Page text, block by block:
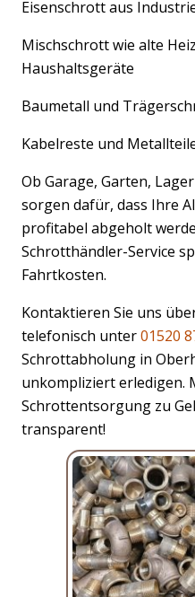
Eisenschrott aus
Mischschrott wie alte
Haushaltsgeräte
Baumetall und
Kabelreste und
Ob Garage, Garten,
sorgen dafür, dass Ihre
profitabel abgeholt
Schrotthändler-Service
Fahrtkosten.
Kontaktieren Sie uns
telefonisch unter01520
Schrottabholung in
unkompliziert erledigen.
Schrottentsorgung zu
transparent!